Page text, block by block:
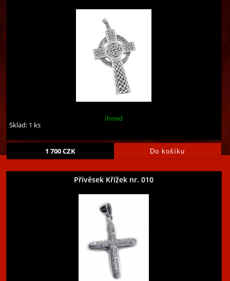
ihned
Sklad: 1 ks
1 700CZK
Přívěsek Křížek nr. 010